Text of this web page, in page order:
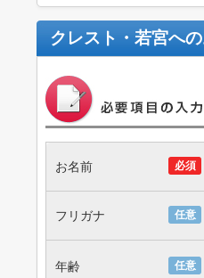
クレスト・若宮へ
必須
お名前
任意
フリガナ
任意
年齢